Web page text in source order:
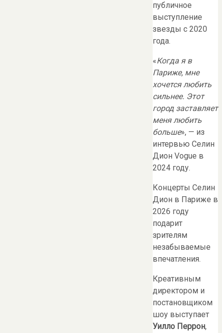
публичное
выступление
звезды с 2020
года.
«Когда я в
Париже, мне
хочется любить
сильнее. Этот
город заставляет
меня любить
больше», — из
интервью Селин
Дион Vogue в
2024 году.
Концерты Селин
Дион в Париже в
2026 году
подарит
зрителям
незабываемые
впечатления.
Креативным
директором и
постановщиком
шоу выступает
Уилло Перрон,